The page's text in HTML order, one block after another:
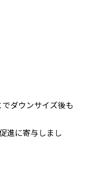
ダウンサイズ後も
進に寄与しまし